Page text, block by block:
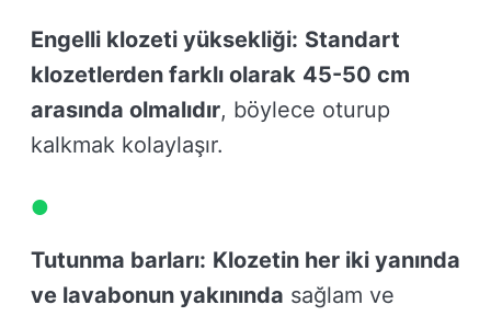
Engelli klozeti yüksekliği: Standart
klozetlerden farklı olarak 45-50 cm
arasında olmalıdır, böylece oturup
kalkmak kolaylaşır.
Tutunma barları: Klozetin her iki yanında
ve lavabonun yakınında sağlam ve